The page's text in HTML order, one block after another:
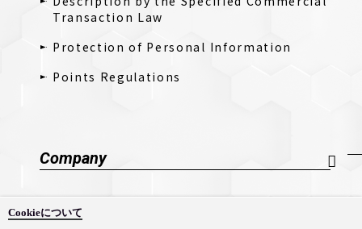
Cookieについて
Transaction Law
Protection of Personal Information
Points Regulations
Company